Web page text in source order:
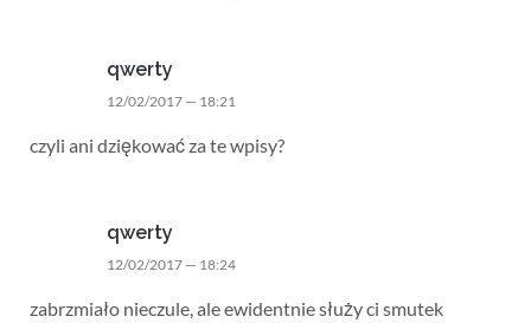
qwerty
12/02/2017 — 18:21
czyli ani dziękować za te wpisy?
qwerty
12/02/2017 — 18:24
zabrzmiało nieczule, ale ewidentnie służy ci smutek